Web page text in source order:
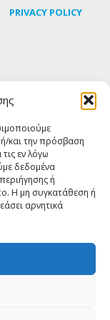
και την πρόσβαση
εν λόγω
δεδομένα
ή
Η μη συγκατάθεση ή
αρνητικά
PRIVACY POLICY
the latest news
SUBSCRIBE
reserved